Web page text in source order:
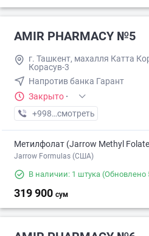
AMIR PHARMACY №5
г. Ташкент, махалля Катта
Корасув-3
Напротив банка Гарант
Закрыто ·
+998 (77) XXX-XX-XX
смотреть
Метилфолат (Jarrow Methyl
Jarrow Formulas (США)
В наличии: 1 штука (Обновлено
319 900 сум